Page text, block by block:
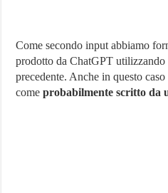
Come secondo input abbiamo
prodotto da ChatGPT utilizzando
precedente. Anche in questo
comeprobabilmente scritto da